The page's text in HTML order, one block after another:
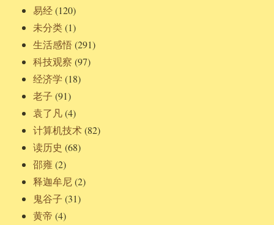
易经(120)
未分类(1)
生活感悟(291)
科技观察 (97)
经济学 (18)
老子 (91)
袁了凡(4)
计算机技术(82)
读历史 (68)
邵雍 (2)
释迦牟尼(2)
鬼谷子 (31)
黄帝 (4)